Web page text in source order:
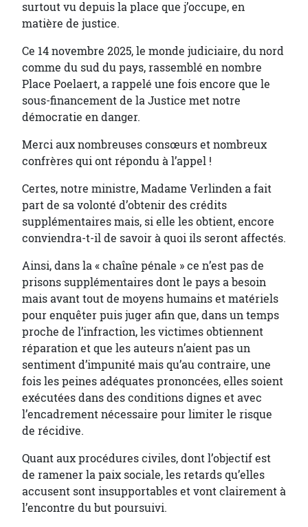
surtout vu depuis la place que j’occupe, en
matière de justice.
Ce 14 novembre 2025, le monde judiciaire, du nord
comme du sud du pays, rassemblé en nombre
Place Poelaert, a rappelé une fois encore que le
sous-financement de la Justice met notre
démocratie en danger.
Merci aux nombreuses consœurs et nombreux
confrères qui ont répondu à l’appel !
Certes, notre ministre, Madame Verlinden a fait
part de sa volonté d’obtenir des crédits
supplémentaires mais, si elle les obtient, encore
conviendra-t-il de savoir à quoi ils seront affectés.
Ainsi, dans la « chaîne pénale » ce n’est pas de
prisons supplémentaires dont le pays a besoin
mais avant tout de moyens humains et matériels
pour enquêter puis juger afin que, dans un temps
proche de l’infraction, les victimes obtiennent
réparation et que les auteurs n’aient pas un
sentiment d’impunité mais qu’au contraire, une
fois les peines adéquates prononcées, elles soient
exécutées dans des conditions dignes et avec
l’encadrement nécessaire pour limiter le risque
de récidive.
Quant aux procédures civiles, dont l’objectif est
de ramener la paix sociale, les retards qu’elles
accusent sont insupportables et vont clairement à
l’encontre du but poursuivi.